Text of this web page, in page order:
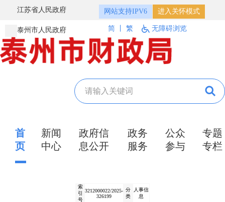
江苏省人民政府
泰州市人民政府
网站支持IPV6 进入关怀模式
简 繁 无障碍浏览
首
页
新闻
中心
政府信
息公开
政务
服务
公众
参与
专题
专栏
索
引
号
3212000022/2025-
326199
分
类
人事信
息